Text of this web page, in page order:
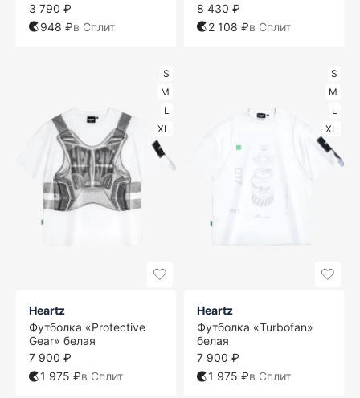
3 790 ₽
948 ₽в Сплит
8 430 ₽
2 108 ₽в Сплит
S
M
L
XL
Heartz
Футболка «Protective
Gear» белая
7 900 ₽
1 975 ₽в Сплит
S
M
L
XL
Heartz
Футболка «Turbofan»
белая
7 900 ₽
1 975 ₽в Сплит